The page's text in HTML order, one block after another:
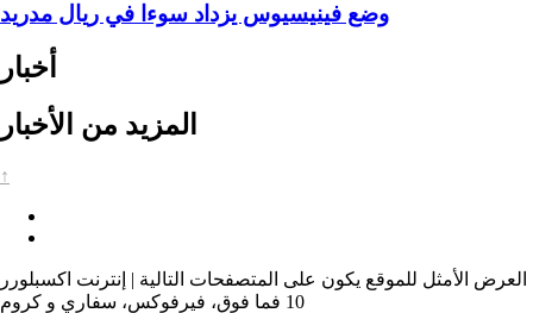
وضع فينيسيوس يزداد سوءا في ريال مدريد
أخبار
المزيد من الأخبار
↑
العرض الأمثل للموقع يكون على المتصفحات التالية | إنترنت اكسبلورر
10 فما فوق، فيرفوكس، سفاري و كروم